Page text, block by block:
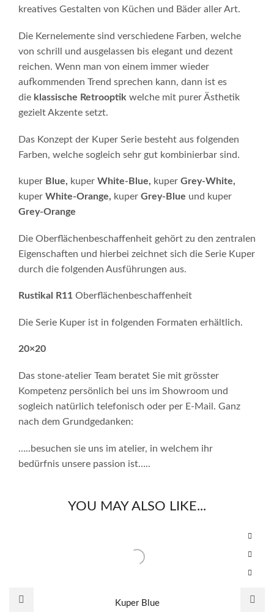
kreatives Gestalten von Küchen und Bäder aller Art.
Die Kernelemente sind verschiedene Farben, welche
von schrill und ausgelassen bis elegant und dezent
reichen. Wenn man von einem immer wieder
aufkommenden Trend sprechen kann, dann ist es
die klassische Retrooptik welche mit purer Ästhetik
gezielt Akzente setzt.
Das Konzept der Kuper Serie besteht aus folgenden
Farben, welche sogleich sehr gut kombinierbar sind.
kuper Blue, kuper White-Blue, kuper Grey-White,
kuper White-Orange, kuper Grey-Blue und kuper
Grey-Orange
Die Oberflächenbeschaffenheit gehört zu den zentralen
Eigenschaften und hierbei zeichnet sich die Serie Kuper
durch die folgenden Ausführungen aus.
Rustikal R11 Oberflächenbeschaffenheit
Die Serie Kuper ist in folgenden Formaten erhältlich.
20×20
Das stone-atelier Team beratet Sie mit grösster
Kompetenz persönlich bei uns im Showroom und
sogleich natürlich telefonisch oder per E-Mail. Ganz
nach dem Grundgedanken:
…..besuchen sie uns im atelier, in welchem ihr
bedürfnis unsere passion ist…..
YOU MAY ALSO LIKE...
Kuper Blue